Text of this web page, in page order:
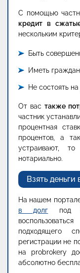
С помощью
кредит в
нескольким
Быть
Иметь
Не состоять
От вастакже
частник
процентная
процентов, а
устраивают,
нотариально.
Взять
На нашем
в долг под
подходящего
регистрации не
на probrokery
абсолютно